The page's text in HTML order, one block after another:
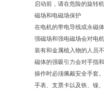
启动前，请在危险的旋转
磁场和电磁场保护
在电机的带电导线或永磁
强磁场和强电磁场会对电
装有和金属植入物的人员
磁体的强吸引力会对手指
操作时必须佩戴安全手套
手表、支票卡以及铁、镍